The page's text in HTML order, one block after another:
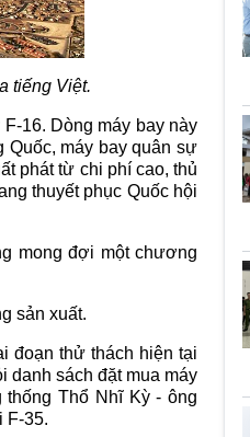
tiếng Việt.
16. Dòng máy bay này
Quốc, máy bay quân sự
phát từ chi phí cao, thủ
thuyết phục Quốc hội
mong đợi một chương
sản xuất.
đoạn thử thách hiện tại
danh sách đặt mua máy
thống Thổ Nhĩ Kỳ - ông
F-35.